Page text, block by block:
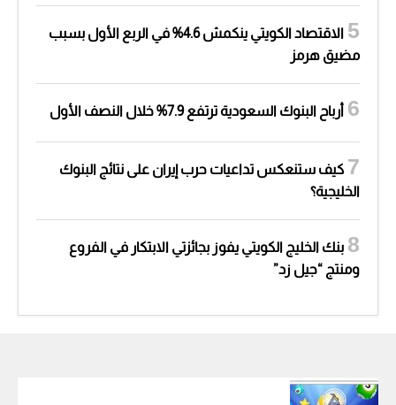
الاقتصاد الكويتي ينكمش 4.6% في الربع الأول بسبب
مضيق هرمز
أرباح البنوك السعودية ترتفع 7.9% خلال النصف الأول
كيف ستنعكس تداعيات حرب إيران على نتائج البنوك
الخليجية؟
بنك الخليج الكويتي يفوز بجائزتي الابتكار في الفروع
ومنتج “جيل زد”